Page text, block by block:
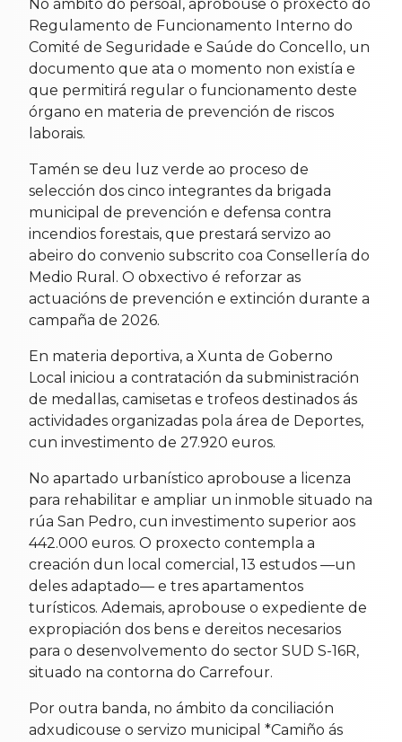
No ámbito do persoal, aprobouse o proxecto do
Regulamento de Funcionamento Interno do
Comité de Seguridade e Saúde do Concello, un
documento que ata o momento non existía e
que permitirá regular o funcionamento deste
órgano en materia de prevención de riscos
laborais.
Tamén se deu luz verde ao proceso de
selección dos cinco integrantes da brigada
municipal de prevención e defensa contra
incendios forestais, que prestará servizo ao
abeiro do convenio subscrito coa Consellería do
Medio Rural. O obxectivo é reforzar as
actuacións de prevención e extinción durante a
campaña de 2026.
En materia deportiva, a Xunta de Goberno
Local iniciou a contratación da subministración
de medallas, camisetas e trofeos destinados ás
actividades organizadas pola área de Deportes,
cun investimento de 27.920 euros.
No apartado urbanístico aprobouse a licenza
para rehabilitar e ampliar un inmoble situado na
rúa San Pedro, cun investimento superior aos
442.000 euros. O proxecto contempla a
creación dun local comercial, 13 estudos —un
deles adaptado— e tres apartamentos
turísticos. Ademais, aprobouse o expediente de
expropiación dos bens e dereitos necesarios
para o desenvolvemento do sector SUD S-16R,
situado na contorna do Carrefour.
Por outra banda, no ámbito da conciliación
adxudicouse o servizo municipal *Camiño ás